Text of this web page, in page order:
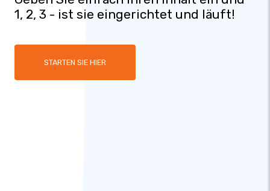
1, 2, 3 - ist sie eingerichtet und läuft!
STARTEN SIE HIER